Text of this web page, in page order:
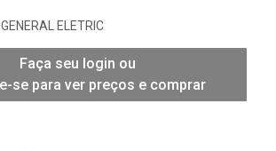
ELETRIC
Faça seu login ou
se para ver preços e comprar